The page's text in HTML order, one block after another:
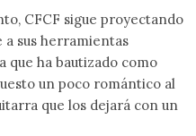
CFCF sigue proyectando
sus herramientas
que ha bautizado como
un poco romántico al
que los dejará con un